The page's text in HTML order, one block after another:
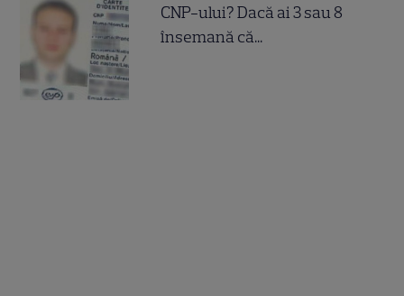
CNP-ului? Dacă ai 3 sau 8
însemană că...